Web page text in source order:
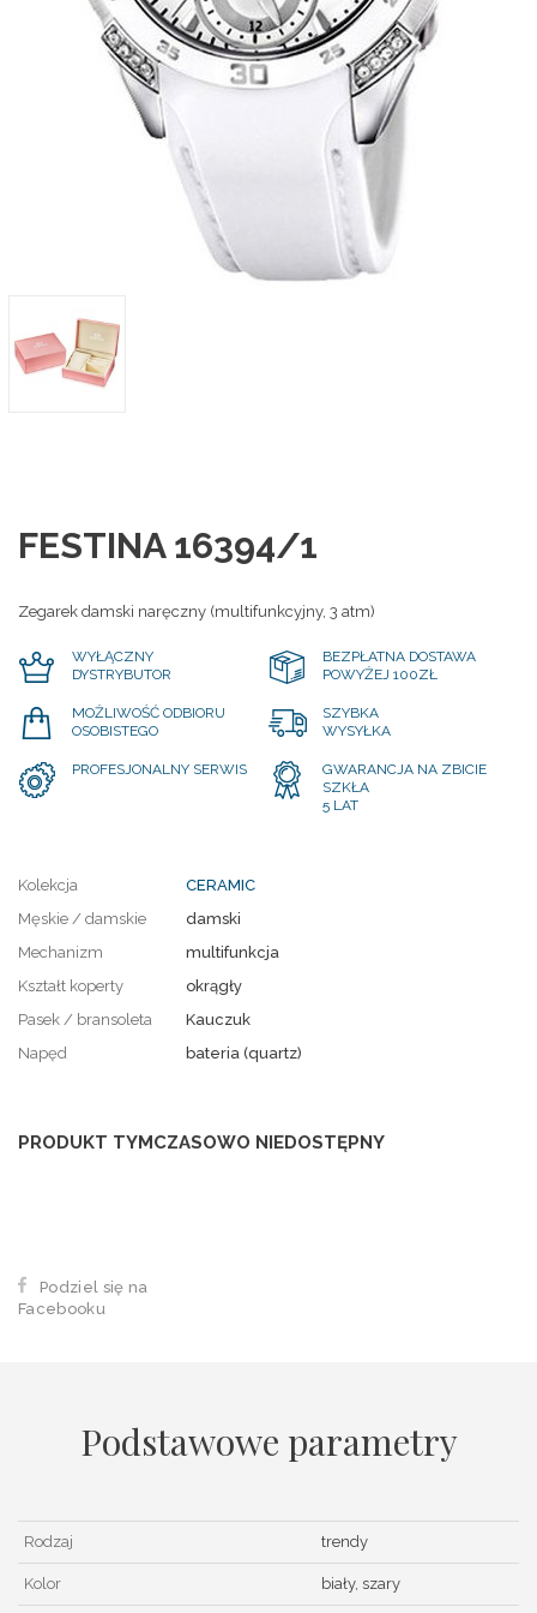
FESTINA 16394/1
Zegarek damski naręczny (multifunkcyjny, 3 atm)
WYŁĄCZNY
DYSTRYBUTOR
BEZPŁATNA DOSTAWA
POWYŻEJ 100ZŁ
MOŻLIWOŚĆ ODBIORU
OSOBISTEGO
SZYBKA
WYSYŁKA
PROFESJONALNY SERWIS
GWARANCJA NA ZBICIE
SZKŁA
5 LAT
Kolekcja
CERAMIC
Męskie / damskie
damski
Mechanizm
multifunkcja
Kształt koperty
okrągły
Pasek / bransoleta
Kauczuk
Napęd
bateria (quartz)
PRODUKT TYMCZASOWO NIEDOSTĘPNY
Podziel się na
Facebooku
Podstawowe parametry
Rodzaj trendy
Kolor biały, szary